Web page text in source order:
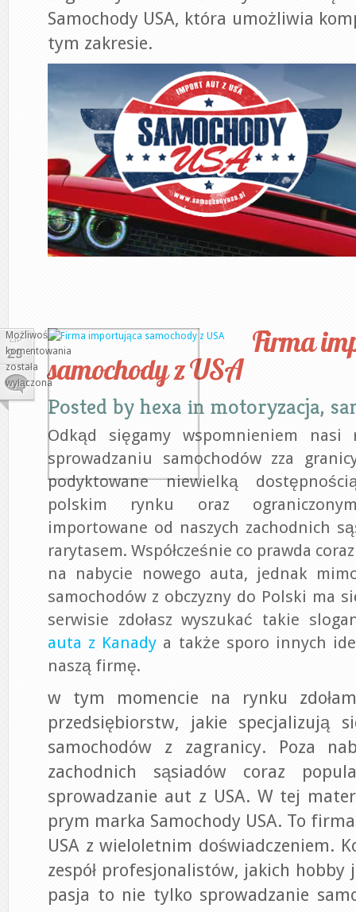
Samochody USA, która umożliwia
tym zakresie.
LIP
29
Możliwość
komentowania
Firma
importująca
samochody
została
wyłączona
Firma
samochody z USA
Posted by hexa in motoryzacja,
Odkąd sięgamy wspomnieniem nasi
sprowadzaniu samochodów zza
podyktowane niewielką
polskim rynku oraz
importowane od naszych zachodnich
rarytasem. Współcześnie co prawda
na nabycie nowego auta, jednak
samochodów z obczyzny do Polski ma
serwisie zdołasz wyszukać takie
auta z Kanady a także sporo innych
naszą firmę.
w tym momencie na rynku
przedsiębiorstw, jakie specjalizują
samochodów z zagranicy. Poza
zachodnich sąsiadów coraz
sprowadzanie aut z USA. W tej
prym marka Samochody USA. To
USA z wieloletnim doświadczeniem.
zespół profesjonalistów, jakich hobby
pasja to nie tylko sprowadzanie